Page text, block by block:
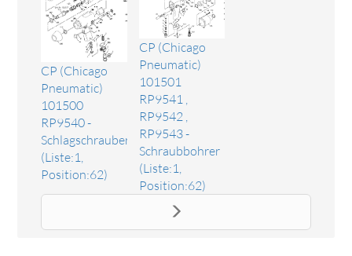
CP (Chicago
Pneumatic)
101500
RP9540 -
Schlagschrauber
(Liste:1,
Position:62)
CP (Chicago
Pneumatic)
101501
RP9541 ,
RP9542 ,
RP9543 -
Schraubbohrer
(Liste:1,
Position:62)
Ersatzteil ROTOR BLADE SET OF 6 ROTOR BLADE SET
OF 6